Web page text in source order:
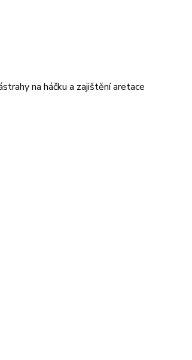
na háčku a zajištění aretace